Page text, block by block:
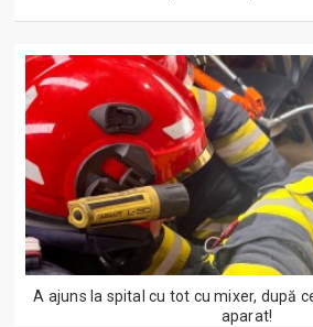
A ajuns la spital cu tot cu mixer, după
aparat!